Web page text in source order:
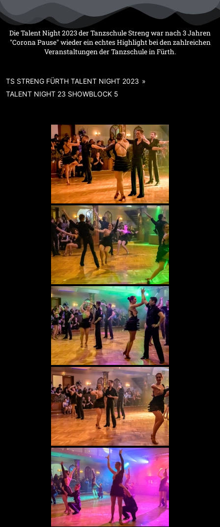
Inhalt
springen
Die Talent Night 2023 der Tanzschule Streng war nach 3 Jahren
"Corona Pause" wieder ein echtes Highlight bei den zahlreichen
Veranstaltungen der Tanzschule in Fürth.
TS STRENG FÜRTH TALENT NIGHT 2023 »
TALENT NIGHT 23 SHOWBLOCK 5